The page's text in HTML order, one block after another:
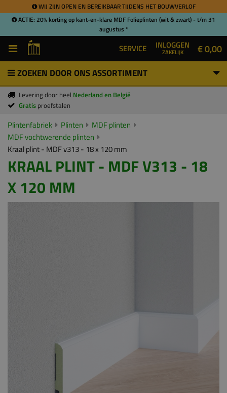
WIJ ZIJN OPEN EN BEREIKBAAR TIJDENS HET BOUWVERLOF
ACTIE: 20% korting op kant-en-klare MDF Folieplinten (wit & zwart) - t/m 31
augustus *
SERVICE INLOGGEN
ZAKELIJK € 0,00
ZOEKEN DOOR ONS ASSORTIMENT
Levering door heel Nederland en België
Gratis proefstalen
Plintenfabriek Plinten
MDF plinten
MDF vochtwerende plinten
Kraal plint - MDF v313 - 18 x 120 mm
KRAAL PLINT - MDF V313 - 18
X 120 MM